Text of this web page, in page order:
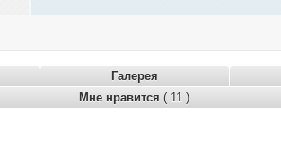
Галерея
Мне нравится ( 11 )